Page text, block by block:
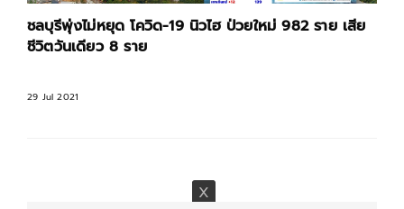
ชลบุรีพุ่งไม่หยุด โควิด-19 นิวไฮ ป่วยใหม่ 982 ราย เสีย
ชีวิตวันเดียว 8 ราย
29 Jul 2021